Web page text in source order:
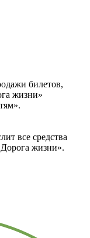
билетов,
жизни»
все средства
жизни».